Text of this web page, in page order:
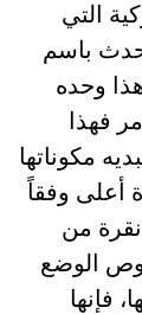
التي
باسم
وحده
فهذا
مكوناتها
أعلى وفقاً
من
الوضع
فإنها